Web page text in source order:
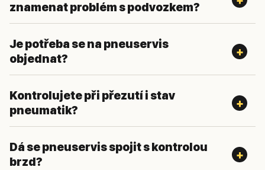
znamenat problém s podvozkem?
Je potřeba se na pneuservis
objednat?
Kontrolujete při přezutí i stav
pneumatik?
Dá se pneuservis spojit s kontrolou
brzd?